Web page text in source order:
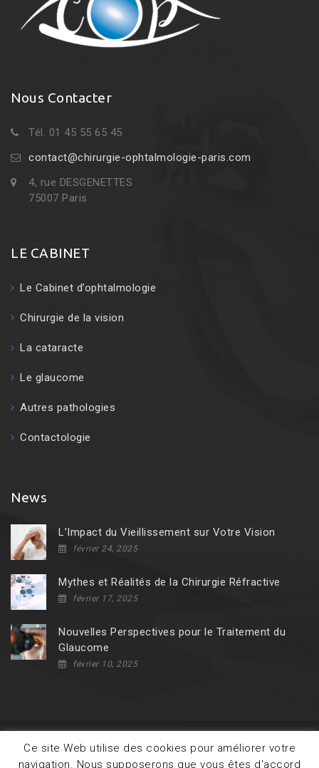
Nous Contacter
Tél. 01 45 55 65 45
contact@chirurgie-ophtalmologie-paris.com
4, rue DESGENETTES
75007 Paris
LE CABINET
Le Cabinet d’ophtalmologie
Chirurgie de la vision
La cataracte
Le glaucome
Autres pathologies
Contactologie
News
L’Impact du Vieillissement sur Votre Vision
février 24, 2025
Mythes et Réalités de la Chirurgie Réfractive
février 17, 2025
Nouvelles Perspectives pour le Traitement du
Glaucome
février 10, 2025
Copyright © 2020Themis Medica Agence de
Ce site Web utilise des cookies pour améliorer votre
navigation. Nous supposerons que vous êtes d'accord